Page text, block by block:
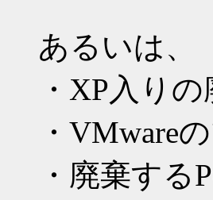
あるいは、
・XP入り
・VMware
・廃棄す